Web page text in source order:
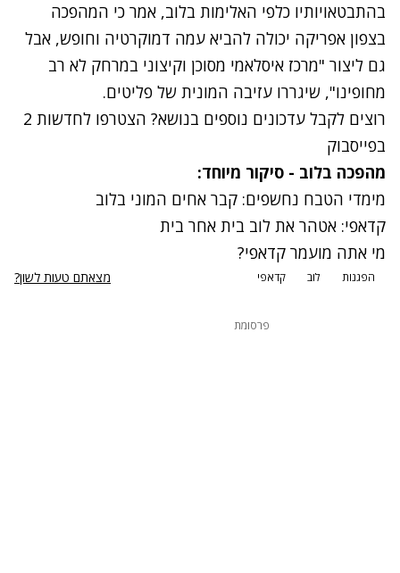
בהתבטאויותיו כלפי האלימות בלוב, אמר כי המהפכה
בצפון אפריקה יכולה להביא עמה דמוקרטיה וחופש, אבל
גם ליצור "מרכז איסלאמי מסוכן וקיצוני במרחק לא רב
מחופינו", שיגררו עזיבה המונית של פליטים.
רוצים לקבל עדכונים נוספים בנושא? הצטרפו לחדשות 2
בפייסבוק
מהפכה בלוב - סיקור מיוחד:
מימדי הטבח נחשפים: קבר אחים המוני בלוב
קדאפי: אטהר את לוב בית אחר בית
מי אתה מועמר קדאפי?
הפגנות לוב קדאפי מצאתם טעות לשון?
פרסומת